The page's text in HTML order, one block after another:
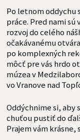
Po letnom oddychu
práce. Pred nami
rozvoj do celého
očakávanému
po komplexných
môcť pre vás hrdo
múzea v
vo Vranove nad
Oddýchnime si, aby
chuťou pustiť do
Prajem vám krásne,